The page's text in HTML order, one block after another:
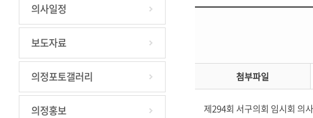
의사일정
보도자료
의정포토갤러리
의정홍보
첨부파일
제294회 서구의회 임시회 의